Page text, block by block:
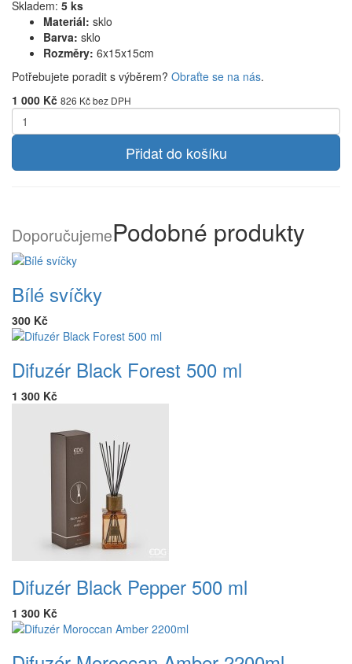
Skladem: 5 ks
Materiál: sklo
Barva: sklo
Rozměry: 6x15x15cm
Potřebujete poradit s výběrem? Obraťte se na nás.
1 000 Kč 826 Kč bez DPH
Přidat do košíku
DoporučujemePodobné produkty
Bílé svíčky
300 Kč
Difuzér Black Forest 500 ml
1 300 Kč
Difuzér Black Pepper 500 ml
1 300 Kč